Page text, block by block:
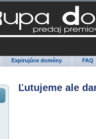
Expirujúce domény FAQ
Ľutujeme ale